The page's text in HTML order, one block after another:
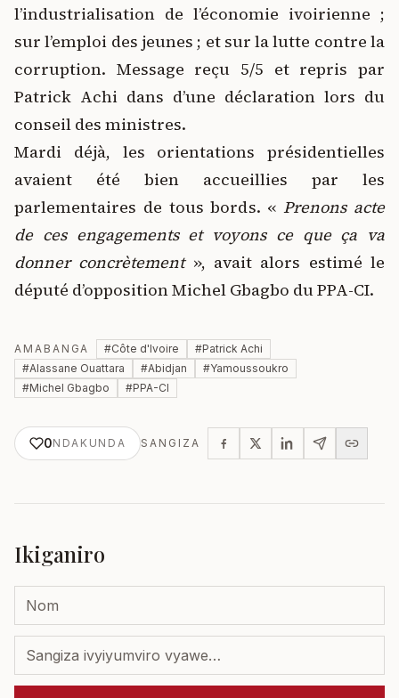
l’industrialisation de l’économie ivoirienne ;
sur l’emploi des jeunes ; et sur la lutte contre la
corruption. Message reçu 5/5 et repris par
Patrick Achi dans d’une déclaration lors du
conseil des ministres.
Mardi déjà, les orientations présidentielles
avaient été bien accueillies par les
parlementaires de tous bords. «Prenons acte
de ces engagements et voyons ce que ça va
donner concrètement », avait alors estimé le
député d’opposition Michel Gbagbo du PPA-CI.
AMABANGA #Côte d'Ivoire #Patrick Achi
#Alassane Ouattara #Abidjan #Yamoussoukro
#Michel Gbagbo #PPA-CI
0NDAKUNDA SANGIZA
Ikiganiro